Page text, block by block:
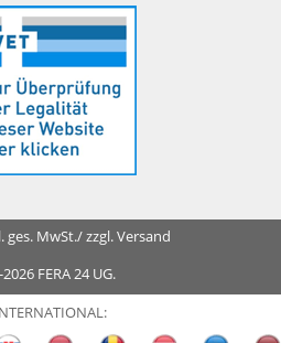
ges. MwSt./ zzgl. Versand
FERA 24 UG.